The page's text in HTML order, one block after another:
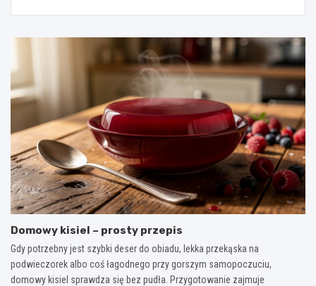
Domowy kisiel – prosty przepis
Gdy potrzebny jest szybki deser do obiadu, lekka przekąska na
podwieczorek albo coś łagodnego przy gorszym samopoczuciu,
domowy kisiel sprawdza się bez pudła. Przygotowanie zajmuje